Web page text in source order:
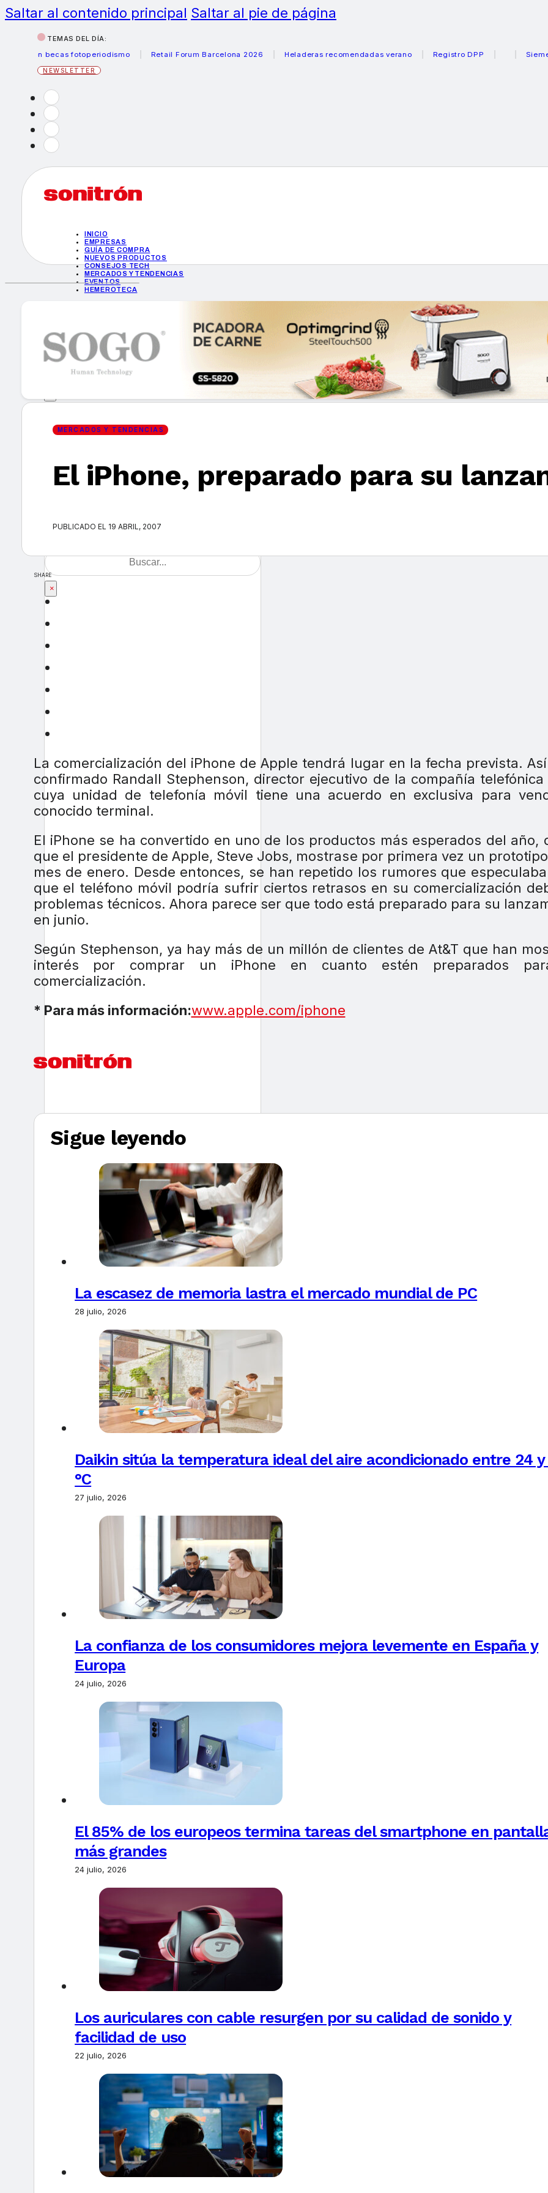
Saltar al contenido principal Saltar al pie de página
TEMAS DEL DÍA:
Canon becas fotoperiodismo
Retail Forum Barcelona 2026 Heladeras recomendadas verano Registro DPP Siemens
NEWSLETTER
INICIO
EMPRESAS
GUÍA DE COMPRA
NUEVOS PRODUCTOS
CONSEJOS TECH
MERCADOS Y TENDENCIAS
EVENTOS
HEMEROTECA
GUÍA DE COMPRA
NUEVOS PRODUCTOS
CONSEJOS TECH
MERCADOS Y TENDENCIAS
HEMEROTECA
Encuentra tu noticia
×
MERCADOS Y TENDENCIAS
El iPhone, preparado para su
PUBLICADO EL 19 ABRIL, 2007
SHARE
La comercialización del iPhone de Apple tendrá lugar en la fecha prevista.
confirmado Randall Stephenson, director ejecutivo de la compañía telefónica
cuya unidad de telefonía móvil tiene una acuerdo en exclusiva para
conocido terminal.
El iPhone se ha convertido en uno de los productos más esperados del año,
que el presidente de Apple, Steve Jobs, mostrase por primera vez un
mes de enero. Desde entonces, se han repetido los rumores que
que el teléfono móvil podría sufrir ciertos retrasos en su comercialización
problemas técnicos. Ahora parece ser que todo está preparado para su
en junio.
Según Stephenson, ya hay más de un millón de clientes de At&T que han
interés por comprar un iPhone en cuanto estén preparados
comercialización.
* Para más información:www.apple.com/iphone
Sigue leyendo
La escasez de memoria lastra el mercado mundial de PC
28 julio, 2026
Daikin sitúa la temperatura ideal del aire acondicionado entre 24 y
°C
27 julio, 2026
La confianza de los consumidores mejora levemente en España y
Europa
24 julio, 2026
El 85% de los europeos termina tareas del smartphone en
más grandes
24 julio, 2026
Los auriculares con cable resurgen por su calidad de sonido y
facilidad de uso
22 julio, 2026